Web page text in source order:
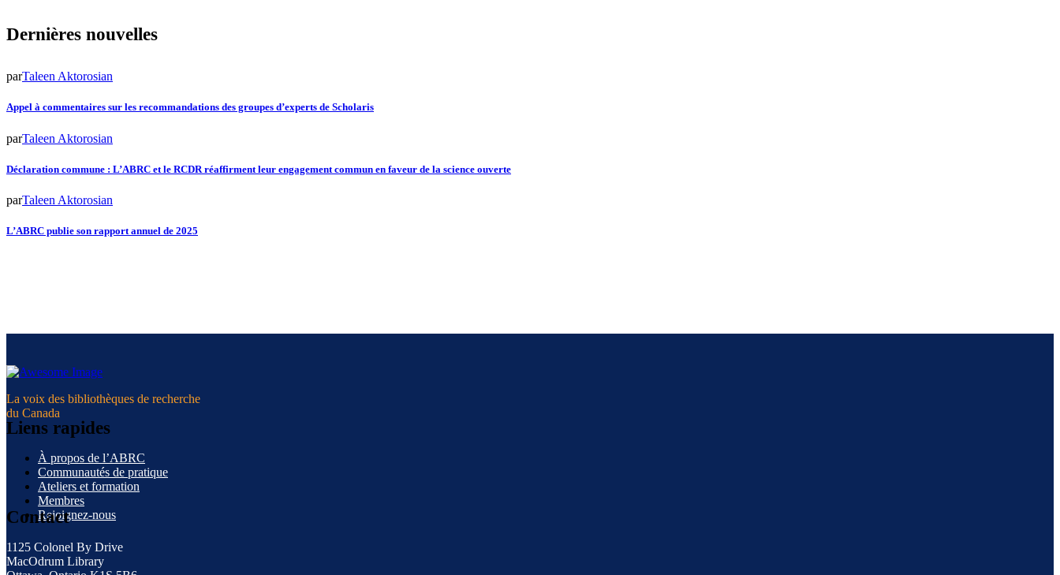
Dernières nouvelles
parTaleen Aktorosian
Appel à commentaires sur les recommandations des groupes d’experts de Scholaris
parTaleen Aktorosian
Déclaration commune : L’ABRC et le RCDR réaffirment leur engagement commun en faveur de la science ouverte
parTaleen Aktorosian
L’ABRC publie son rapport annuel de 2025
La voix des bibliothèques de recherche
du Canada
Liens rapides
À propos de l’ABRC
Communautés de pratique
Ateliers et formation
Membres
Rejoignez-nous
Contact
1125 Colonel By Drive
MacOdrum Library